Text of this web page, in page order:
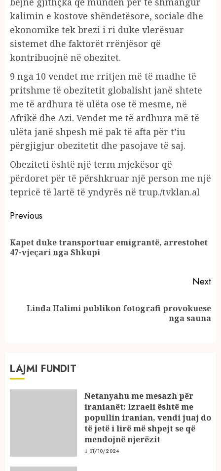
kalimin e kostove shëndetësore, sociale dhe
ekonomike tek brezi i ri duke vlerësuar
sistemet dhe faktorët rrënjësor që
kontribuojnë në obezitet.
9 nga 10 vendet me rritjen më të madhe të
pritshme të obezitetit globalisht janë shtete
me të ardhura të ulëta ose të mesme, në
Afrikë dhe Azi. Vendet me të ardhura më të
ulëta janë shpesh më pak të afta për t’iu
përgjigjur obezitetit dhe pasojave të saj.
Obeziteti është një term mjekësor që
përdoret për të përshkruar një person me një
tepricë të lartë të yndyrës në trup./tvklan.al
Continue
Reading
Previous
Kapet duke transportuar emigrantë, arrestohet
47-vjeçari nga Shkupi
Next
NextLinda Halimi publikon fotografi provokuese
nga sauna
LAJMI FUNDIT
Netanyahu me mesazh për
iranianët: Izraeli është me
popullin iranian, vendi juaj do
të jetë i lirë më shpejt se që
mendojnë njerëzit
01/10/2024